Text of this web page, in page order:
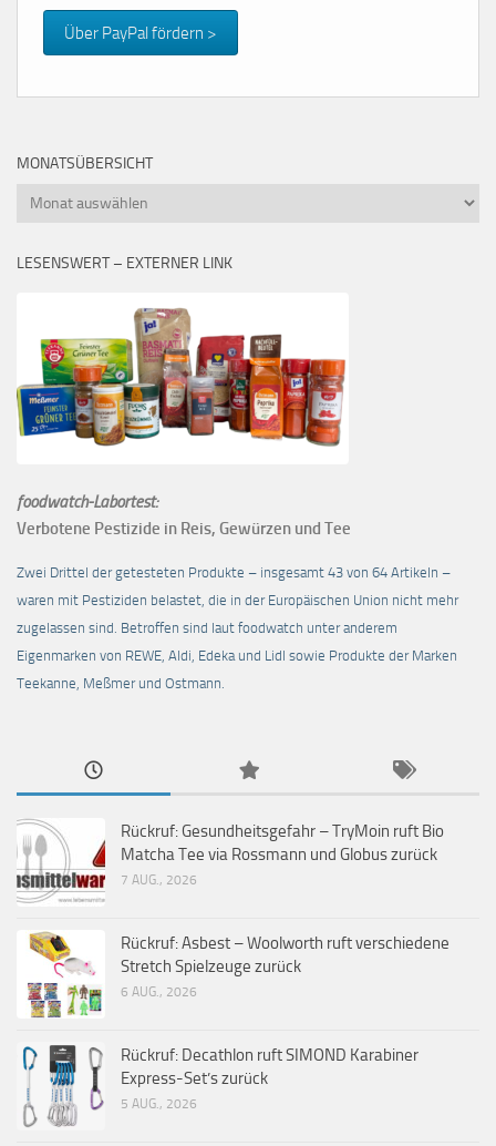
Über PayPal fördern >
MONATSÜBERSICHT
Monatsübersicht
LESENSWERT – EXTERNER LINK
foodwatch-Labortest:
Verbotene Pestizide in Reis, Gewürzen und Tee
Zwei Drittel der getesteten Produkte – insgesamt 43 von 64 Artikeln –
waren mit Pestiziden belastet, die in der Europäischen Union nicht mehr
zugelassen sind. Betroffen sind laut foodwatch unter anderem
Eigenmarken von REWE, Aldi, Edeka und Lidl sowie Produkte der Marken
Teekanne, Meßmer und Ostmann.
Rückruf: Gesundheitsgefahr – TryMoin ruft Bio
Matcha Tee via Rossmann und Globus zurück
7 AUG., 2026
Rückruf: Asbest – Woolworth ruft verschiedene
Stretch Spielzeuge zurück
6 AUG., 2026
Rückruf: Decathlon ruft SIMOND Karabiner
Express-Set’s zurück
5 AUG., 2026